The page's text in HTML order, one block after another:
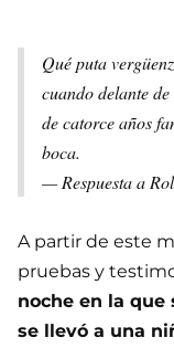
Qué puta
cuando delante
de catorce años
boca.
— Respuesta a
A partir de este
pruebas y
noche en la que
se llevó a una